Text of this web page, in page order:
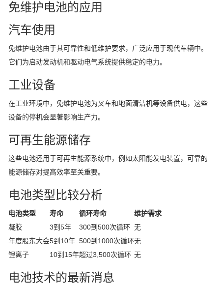
免维护电池的应用
汽车使用
免维护电池由于其可靠性和低维护要求，广泛应用于现代车辆中。
它们为启动发动机和驱动电气系统提供稳定的电力。
工业设备
在工业环境中，免维护电池为叉车和地面清洁机等设备供电，这些
设备的停机会显著影响生产力。
可再生能源储存
这些电池还用于可再生能源系统中，例如太阳能发电装置，可靠的
能源储存对提高效率至关重要。
电池类型比较分析
电池类型 寿命 循环寿命
维护需求
凝胶
3到5年 300到500次循环 无
年度股东大会5到10年 500到1000次循环无
锂离子
10到15年超过3,500次循环 无
电池技术的最新消息